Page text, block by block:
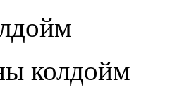
колдойм